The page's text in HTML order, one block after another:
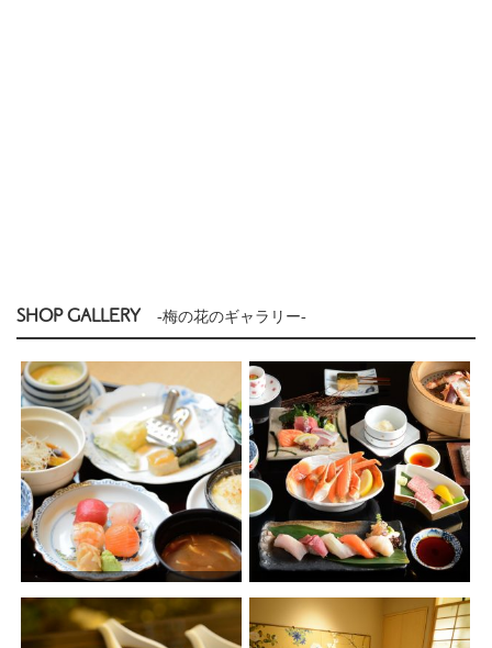
SHOP GALLERY -梅の花のギャラリー-